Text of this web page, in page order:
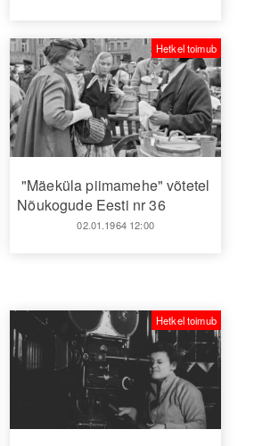
"Mäeküla piimamehe" võtetel
Nõukogude Eesti nr 36
02.01.1964 12:00
Hetkel toimub
Hetkel toimub